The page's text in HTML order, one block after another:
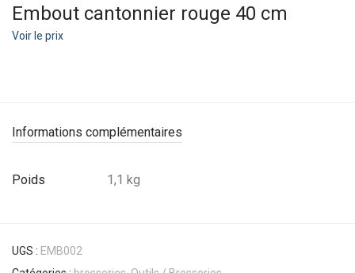
Embout cantonnier rouge 40 cm
Voir le prix
Informations complémentaires
Poids 1,1 kg
UGS : EMB002